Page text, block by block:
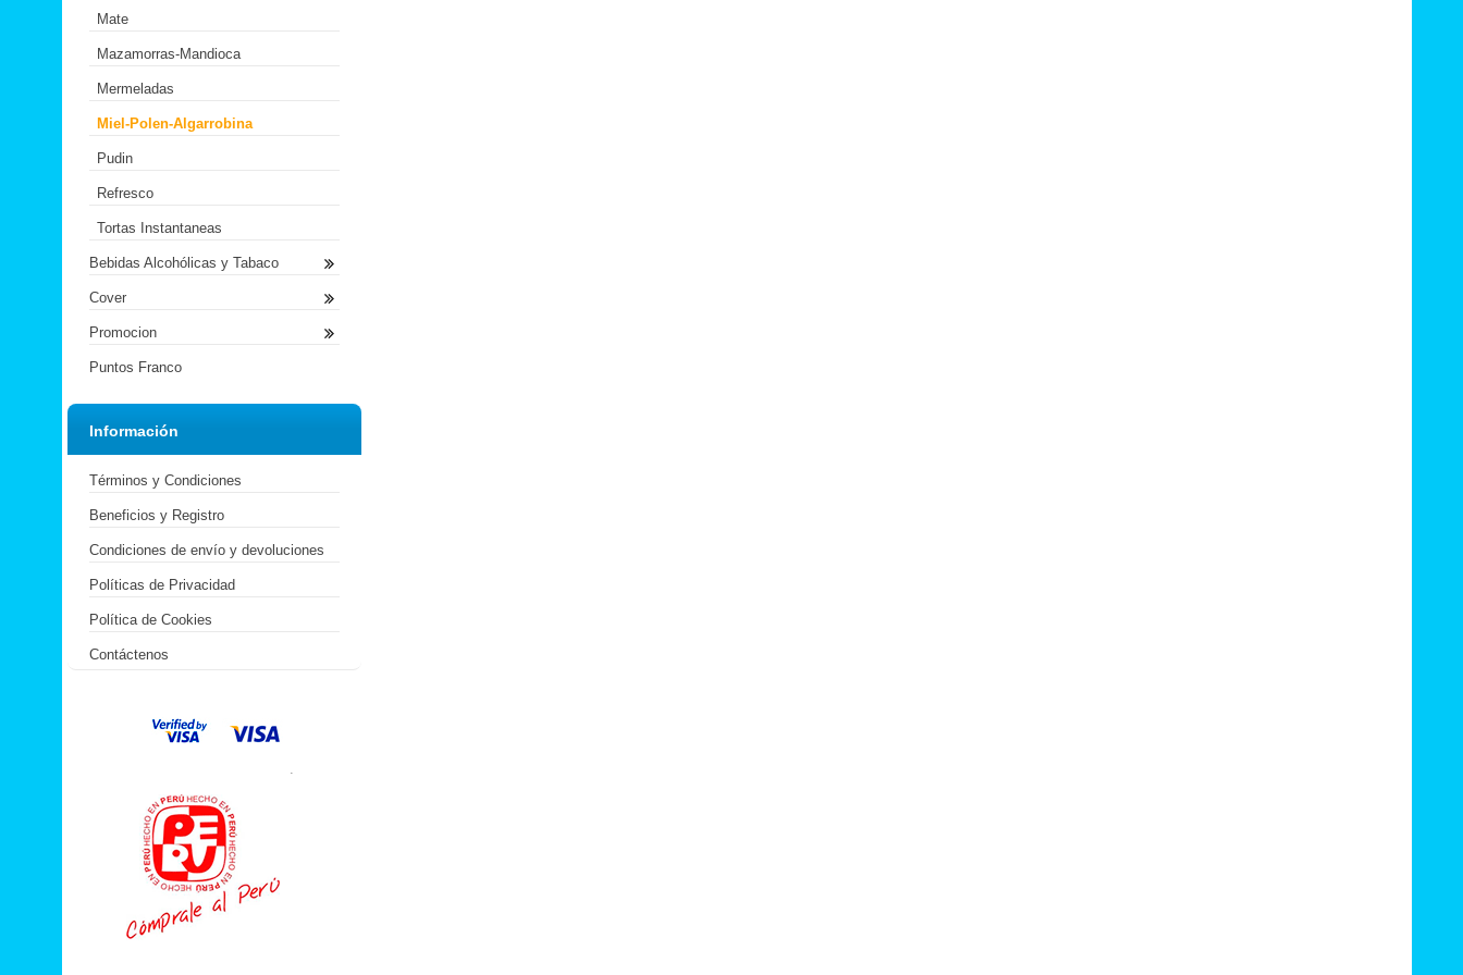
Mate
Mazamorras-Mandioca
Mermeladas
Miel-Polen-Algarrobina
Pudin
Refresco
Tortas Instantaneas
Bebidas Alcohólicas y Tabaco
Cover
Promocion
Puntos Franco
Información
Términos y Condiciones
Beneficios y Registro
Condiciones de envío y devoluciones
Políticas de Privacidad
Política de Cookies
Contáctenos
.